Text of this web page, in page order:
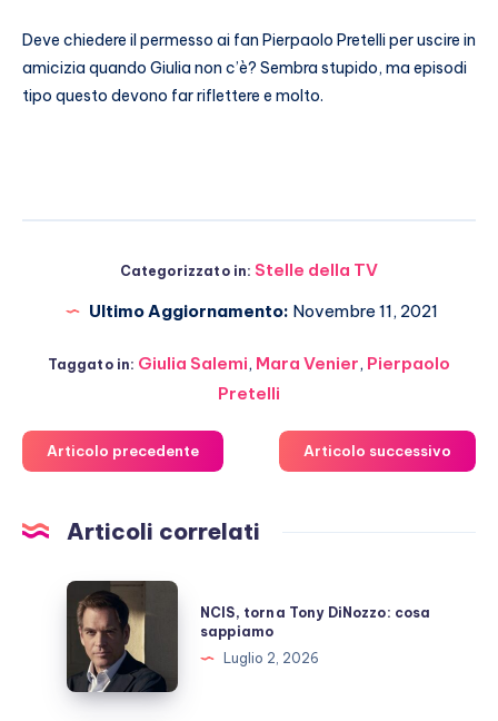
Deve chiedere il permesso ai fan Pierpaolo Pretelli per uscire in
amicizia quando Giulia non c’è? Sembra stupido, ma episodi
tipo questo devono far riflettere e molto.
Categorizzato in: Stelle della TV
Ultimo Aggiornamento: Novembre 11, 2021
Taggato in: Giulia Salemi, Mara Venier, Pierpaolo
Pretelli
Articolo precedente Articolo successivo
Articoli correlati
NCIS,
torna
Tony
DiNozzo:
cosa
NCIS, torna Tony DiNozzo: cosa
sappiamo
Luglio 2, 2026